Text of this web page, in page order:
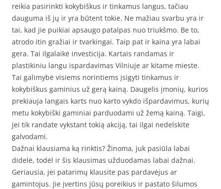
reikia pasirinkti kokybiškus ir tinkamus langus, tačiau
dauguma iš jų ir yra būtent tokie. Ne mažiau svarbu yra ir
tai, kad jie puikiai apsaugo patalpas nuo triukšmo. Be to,
atrodo itin gražiai ir tvarkingai. Taip pat ir kaina yra labai
gera. Tai ilgalaikė investicija. Kartais randamas ir
plastikiniu langu ispardavimas Vilniuje ar kitame mieste.
Tai galimybė visiems norintiems įsigyti tinkamus ir
kokybiškus gaminius už gerą kainą. Daugelis įmonių, kurios
prekiauja langais karts nuo karto vykdo išpardavimus, kurių
metu kokybiški gaminiai parduodami už žemą kainą. Taigi,
jei tik randate vykstant tokią akciją, tai ilgai nedelskite
galvodami.
Dažnai klausiama ką rinktis? Žinoma, juk pasiūla labai
didelė, todėl ir šis klausimas užduodamas labai dažnai.
Geriausia, jei patarimų klausite pas pardavėjus ar
gamintojus. Jie įvertins jūsų poreikius ir pastato šilumos